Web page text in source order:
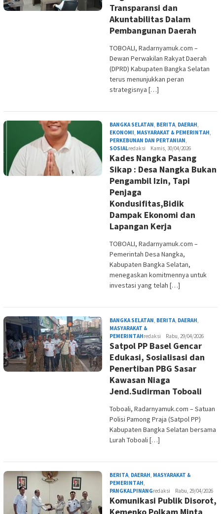
Transparansi dan
Akuntabilitas Dalam
Pembangunan Daerah
TOBOALI, Radarnyamuk.com –
Dewan Perwakilan Rakyat Daerah
(DPRD) Kabupaten Bangka Selatan
terus menunjukkan peran
strategisnya […]
BANGKA SELATAN, BERITA, DAERAH,
EKONOMI, MASYARAKAT & PEMERINTAH,
PERKEBUNAN DAN PERTANIAN,
SOSIALredaksi Kamis, 30/04/2026
Kades Nangka Pasang
Sikap : Desa Nangka Bukan
Pengambil Izin, Tapi
Penjaga
Kondusifitas,Bidik
Dampak Ekonomi dan
Lapangan Kerja
TOBOALI, Radarnyamuk.com –
Pemerintah Desa Nangka,
Kabupaten Bangka Selatan,
menegaskan komitmennya untuk
investasi yang telah […]
BANGKA SELATAN, BERITA, DAERAH,
MASYARAKAT &
PEMERINTAHredaksi Rabu, 29/04/2026
Satpol PP Basel Gencar
Edukasi, Sosialisasi dan
Penertiban PBG Sasar
Kawasan Niaga
Jend.Sudirman Toboali
Toboali, Radarnyamuk.com – Satuan
Polisi Pamong Praja (Satpol PP)
Kabupaten Bangka Selatan bersama
Lurah Toboali […]
BERITA, DAERAH, MASYARAKAT &
PEMERINTAH,
PANGKALPINANGredaksi Rabu, 29/04/2026
Komunikasi Publik Disorot,